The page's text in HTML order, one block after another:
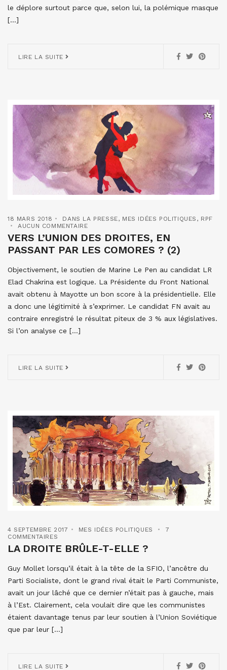
le déplore surtout parce que, selon lui, la polémique masque
[…]
LIRE LA SUITE
18 MARS 2018 DANS LA PRESSE, MES IDÉES POLITIQUES , RPF
AUCUN COMMENTAIRE
VERS L’UNION DES DROITES, EN
PASSANT PAR LES COMORES ? (2)
Objectivement, le soutien de Marine Le Pen au candidat LR
Elad Chakrina est logique. La Présidente du Front National
avait obtenu à Mayotte un bon score à la présidentielle. Elle
a donc une légitimité à s’exprimer. Le candidat FN avait au
contraire enregistré le résultat piteux de 3 % aux législatives.
Si l’on analyse ce […]
LIRE LA SUITE
4 SEPTEMBRE 2017 MES IDÉES POLITIQUES
7
COMMENTAIRES
LA DROITE BRÛLE-T-ELLE ?
Guy Mollet lorsqu’il était à la tête de la SFIO, l’ancêtre du
Parti Socialiste, dont le grand rival était le Parti Communiste,
avait un jour lâché que ce dernier n’était pas à gauche, mais
à l’Est. Clairement, cela voulait dire que les communistes
étaient davantage tenus par leur soutien à l’Union Soviétique
que par leur […]
LIRE LA SUITE